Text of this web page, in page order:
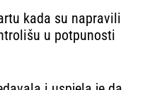
kada su napravili
u potpunosti